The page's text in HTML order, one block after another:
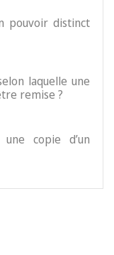
pouvoir distinct
laquelle une
remise ?
copie d’un